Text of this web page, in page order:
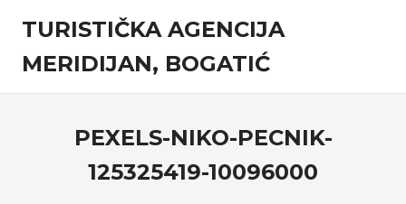
content
TURISTIČKA AGENCIJA
MERIDIJAN, BOGATIĆ
Turistička
PEXELS-NIKO-PECNIK-
125325419-10096000